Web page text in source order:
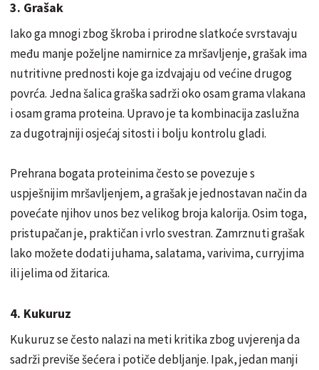
3. Grašak
Iako ga mnogi zbog škroba i prirodne slatkoće svrstavaju
među manje poželjne namirnice za mršavljenje, grašak ima
nutritivne prednosti koje ga izdvajaju od većine drugog
povrća. Jedna šalica graška sadrži oko osam grama vlakana
i osam grama proteina. Upravo je ta kombinacija zaslužna
za dugotrajniji osjećaj sitosti i bolju kontrolu gladi.
Prehrana bogata proteinima često se povezuje s
uspješnijim mršavljenjem, a grašak je jednostavan način da
povećate njihov unos bez velikog broja kalorija. Osim toga,
pristupačan je, praktičan i vrlo svestran. Zamrznuti grašak
lako možete dodati juhama, salatama, varivima, curryjima
ili jelima od žitarica.
4. Kukuruz
Kukuruz se često nalazi na meti kritika zbog uvjerenja da
sadrži previše šećera i potiče debljanje. Ipak, jedan manji